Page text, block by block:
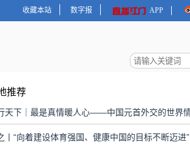
收藏本站 数字报 APP
推荐
丨“向着建设体育强国、健康中国的目标不断迈进”